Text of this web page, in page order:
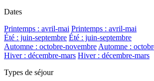
Dates
Printemps : avril-mai Printemps : avril-mai
Été : juin-septembre Été : juin-septembre
Automne : octobre-novembreAutomne :
Hiver : décembre-mars Hiver : décembre-mars
Types de séjour